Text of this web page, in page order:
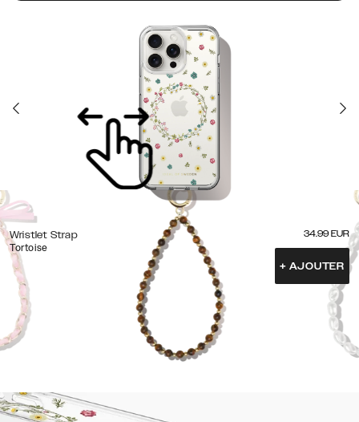
Wristlet Strap
Tortoise
34.99 EUR
+ AJOUTER